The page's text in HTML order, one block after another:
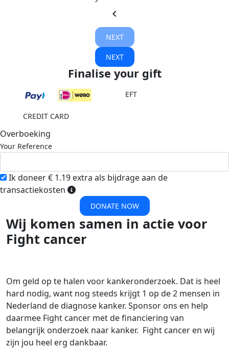
chevron_left
NEXT
NEXT
Finalise your gift
EFT
CREDIT CARD
Overboeking
Your Reference
Ik doneer € 1.19 extra als bijdrage aan de
transactiekosten
DONATE NOW
Wij komen samen in actie voor
Fight cancer
Om geld op te halen voor kankeronderzoek. Dat is heel
hard nodig, want nog steeds krijgt 1 op de 2 mensen in
Nederland de diagnose kanker. Sponsor ons en help
daarmee Fight cancer met de financiering van
belangrijk onderzoek naar kanker. Fight cancer en wij
zijn jou heel erg dankbaar.